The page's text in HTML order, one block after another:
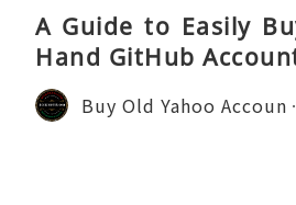
A Guide to Easily
Hand GitHub
Buy Old Yahoo Accoun